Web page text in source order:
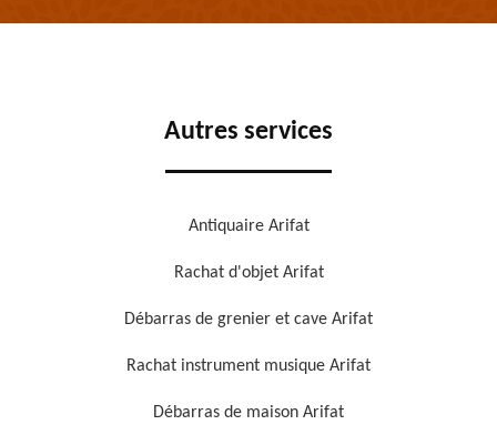
Autres services
Antiquaire Arifat
Rachat d'objet Arifat
Débarras de grenier et cave Arifat
Rachat instrument musique Arifat
Débarras de maison Arifat